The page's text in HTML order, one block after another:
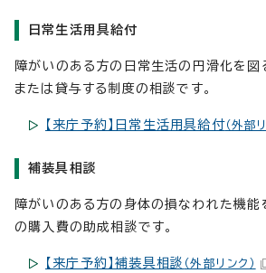
日常生活用具給付
障がいのある方の日常生活の円滑化を図
または貸与する制度の相談です。
【来庁予約】日常生活用具給付（外部
補装具相談
障がいのある方の身体の損なわれた機能
の購入費の助成相談です。
【来庁予約】補装具相談 （外部リンク）